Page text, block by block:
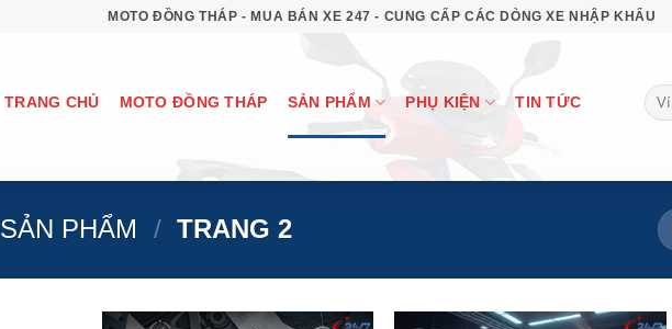
MOTO ĐỒNG THÁP - MUA BÁN XE 247 - CUNG CẤP CÁC DÒNG XE NHẬP KHẨU
TRANG CHỦ MOTO ĐỒNG THÁP SẢN PHẨM PHỤ KIỆN TIN TỨC
Tìm
kiếm:
SẢN PHẨM / TRANG 2